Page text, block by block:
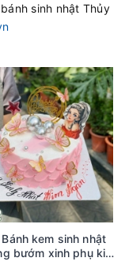
sinh nhật Thủy
bướm xinh phụ kiện